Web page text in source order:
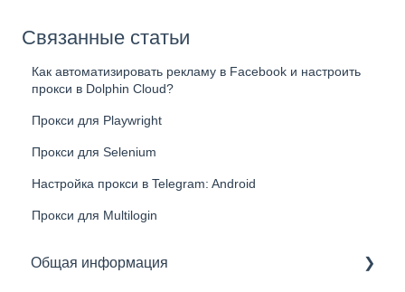
Связанные статьи
Как автоматизировать рекламу в Facebook и настроить
прокси в Dolphin Cloud?
Прокси для Playwright
Прокси для Selenium
Настройка прокси в Telegram: Android
Прокси для Multilogin
Общая информация